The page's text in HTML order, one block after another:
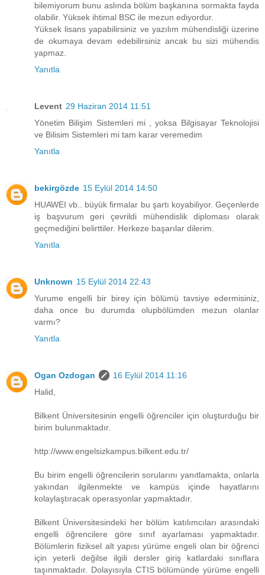
bilemiyorum bunu aslında bölüm başkanına sormakta fayda
olabilir. Yüksek ihtimal BSC ile mezun ediyordur.
Yüksek lisans yapabilirsiniz ve yazılım mühendisliği üzerine
de okumaya devam edebilirsiniz ancak bu sizi mühendis
yapmaz.
Yanıtla
Levent 29 Haziran 2014 11:51
Yönetim Bilişim Sistemleri mi , yoksa Bilgisayar Teknolojisi
ve Bilisim Sistemleri mi tam karar veremedim
Yanıtla
bekirgözde 15 Eylül 2014 14:50
HUAWEI vb.. büyük firmalar bu şartı koyabiliyor. Geçenlerde
iş başvurum geri çevrildi mühendislik diploması olarak
geçmediğini belirttiler. Herkeze başarılar dilerim.
Yanıtla
Unknown 15 Eylül 2014 22:43
Yurume engelli bir birey için bölümü tavsiye edermisiniz,
daha once bu durumda olupbölümden mezun olanlar
varmı?
Yanıtla
Ogan Ozdogan
16 Eylül 2014 11:16
Halid,
Bilkent Üniversitesinin engelli öğrenciler için oluşturduğu bir
birim bulunmaktadır.
http://www.engelsizkampus.bilkent.edu.tr/
Bu birim engelli öğrencilerin sorularını yanıtlamakta, onlarla
yakından ilgilenmekte ve kampüs içinde hayatlarını
kolaylaştıracak operasyonlar yapmaktadır.
Bilkent Üniversitesindeki her bölüm katılımcıları arasındaki
engelli öğrencilere göre sınıf ayarlaması yapmaktadır.
Bölümlerin fiziksel alt yapısı yürüme engeli olan bir öğrenci
için yeterli değilse ilgili dersler giriş katlardaki sınıflara
taşınmaktadır. Dolayısıyla CTIS bölümünde yürüme engelli